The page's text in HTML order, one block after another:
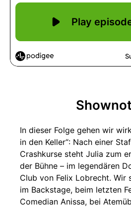
In dieser Folge gehen wir
in den Keller“: Nach einer
Crashkurse steht Julia zum
der Bühne – im legendären
Club von Felix Lobrecht. Wir
im Backstage, beim letzten
Comedian Anissa, bei